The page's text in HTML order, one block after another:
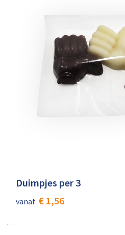
Duimpjes per 3
vanaf € 1,56